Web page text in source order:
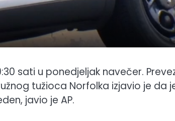
sati u ponedjeljak navečer.
tužioca Norfolka izjavio je da
javio je AP.